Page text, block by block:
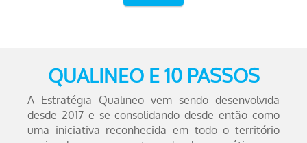
QUALINEO E 10 PASSOS
A Estratégia Qualineo vem sendo desenvolvida
desde 2017 e se consolidando desde então como
uma iniciativa reconhecida em todo o território